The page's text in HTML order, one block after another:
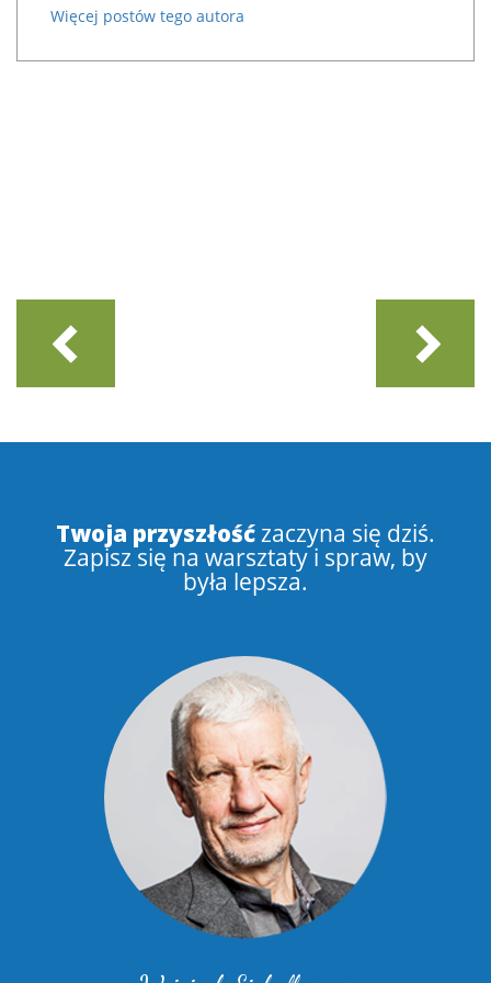
Więcej postów tego autora
Twoja przyszłośćzaczyna się dziś.
Zapisz się na warsztaty i spraw, by
była lepsza.